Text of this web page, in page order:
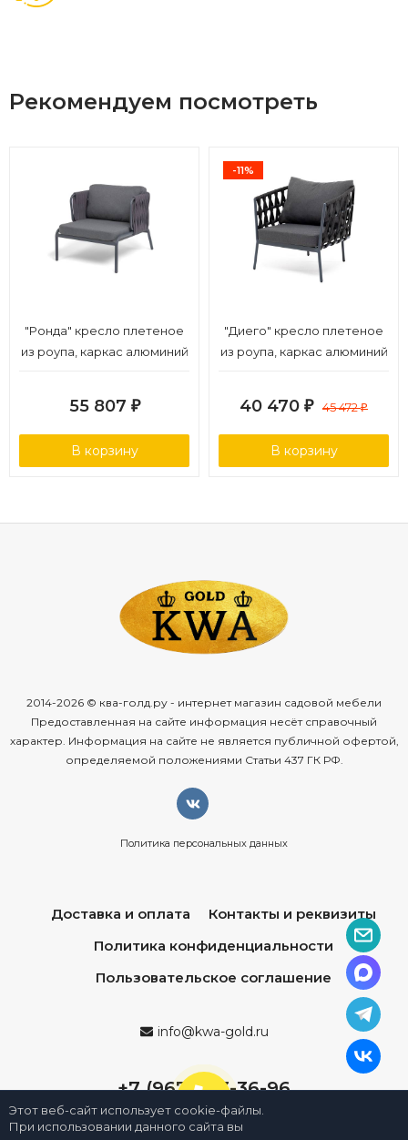
Рекомендуем посмотреть
"Ронда" кресло плетеное
из роупа, каркас алюминий
tex, ткань темно-серая 027
55 807 ₽
В корзину
-11%
"Диего" кресло плетеное
из роупа, каркас алюминий
круглый, ткань темно-
серая 027
40 470 ₽ 45 472₽
В корзину
2014-2026 © ква-голд.ру - интернет магазин садовой мебели
Предоставленная на сайте информация несёт справочный
характер. Информация на сайте не является публичной офертой,
определяемой положениями Статьи 437 ГК РФ.
Политика персональных данных
Доставка и оплата
Контакты и реквизиты
Политика конфиденциальности
Пользовательское соглашение
info@kwa-gold.ru
+7 (967) 013-36-96
Этот веб-сайт использует cookie-файлы.
При использовании данного сайта вы